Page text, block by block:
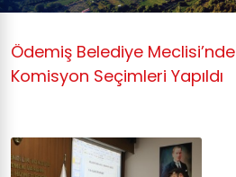
Ödemiş Belediye Meclisi’nde
Komisyon Seçimleri Yapıldı